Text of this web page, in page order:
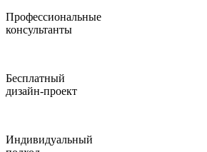
Профессиональные
консультанты
Бесплатный
дизайн-проект
Индивидуальный